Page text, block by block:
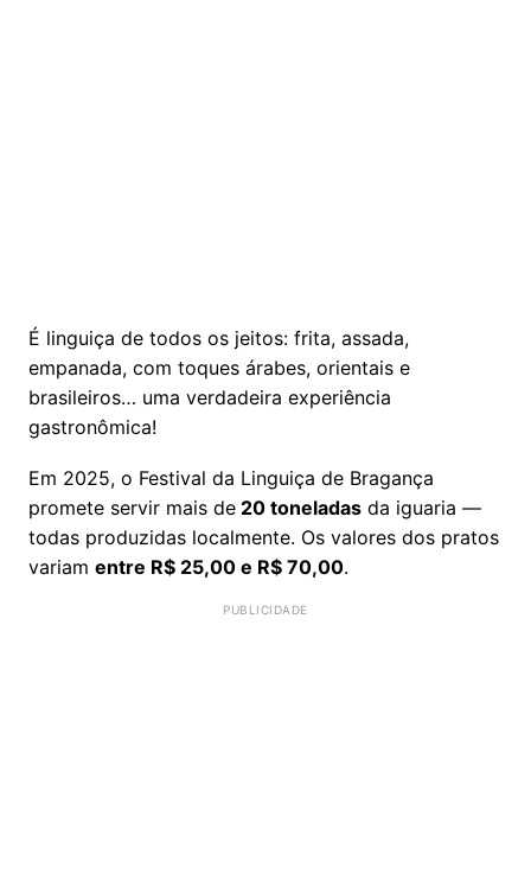
É linguiça de todos os jeitos: frita, assada,
empanada, com toques árabes, orientais e
brasileiros… uma verdadeira experiência
gastronômica!
Em 2025, o Festival da Linguiça de Bragança
promete servir mais de 20 toneladas da iguaria —
todas produzidas localmente. Os valores dos pratos
variam entre R$ 25,00 e R$ 70,00.